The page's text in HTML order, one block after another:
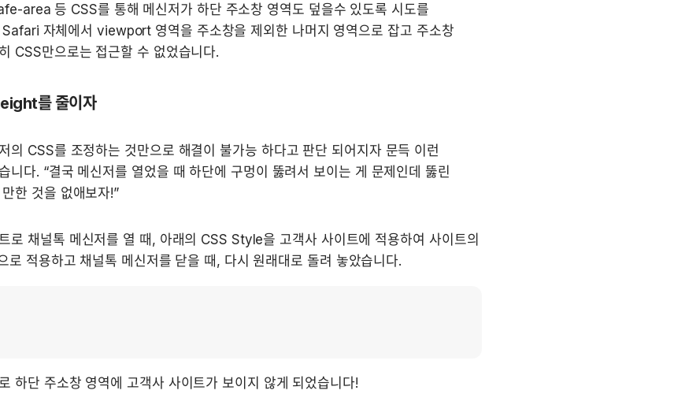
area 등 CSS를 통해 메신저가 하단 주소창 영역도 덮을수 있도록 시도를
Safari 자체에서 viewport 영역을 주소창을 제외한 나머지 영역으로 잡고 주소창
CSS만으로는 접근할 수 없었습니다.
를 줄이자
의 CSS를 조정하는 것만으로 해결이 불가능 하다고 판단 되어지자 문득 이런
니다. “결국 메신저를 열었을 때 하단에 구멍이 뚫려서 보이는 게 문제인데 뚫린
한 것을 없애보자!”
로 채널톡 메신저를 열 때, 아래의 CSS Style을 고객사 사이트에 적용하여 사이트의
로 적용하고 채널톡 메신저를 닫을 때, 다시 원래대로 돌려 놓았습니다.
하단 주소창 영역에 고객사 사이트가 보이지 않게 되었습니다!